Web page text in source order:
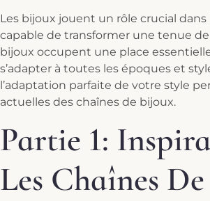
Les bijoux jouent un rôle crucial
capable de transformer une tenue
bijoux occupent une place
s’adapter à toutes les époques et
l’adaptation parfaite de votre style
actuelles des chaînes de bijoux.
Partie 1:
Les Chaînes